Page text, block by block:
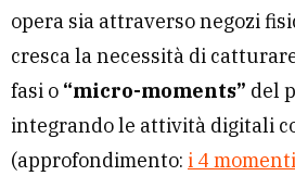
opera sia attraverso negozi
cresca la necessità di
fasi o “micro-moments” del
integrando le attività digitali
(approfondimento: i 4